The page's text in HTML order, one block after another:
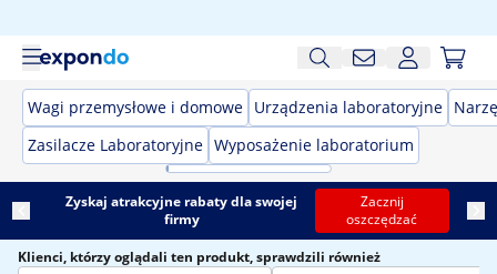
Wagi przemysłowe i domowe Urządzenia laboratoryjne
Zasilacze Laboratoryjne Wyposażenie laboratorium
Zyskaj atrakcyjne rabaty dla swojej
firmy
Zacznij
oszczędzać
Klienci, którzy oglądali ten produkt, sprawdzili również